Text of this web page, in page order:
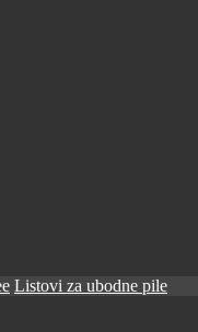
Listovi za ubodne pile